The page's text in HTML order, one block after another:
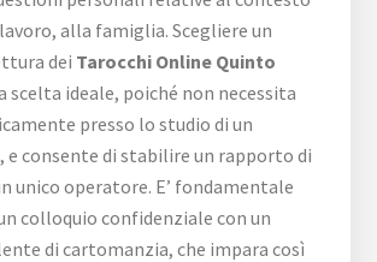
alla famiglia. Scegliere un
dei Tarocchi Online Quinto
scelta ideale, poiché non necessita
presso lo studio di un
consente di stabilire un rapporto di
unico operatore. E’ fondamentale
colloquio confidenziale con un
di cartomanzia, che impara così